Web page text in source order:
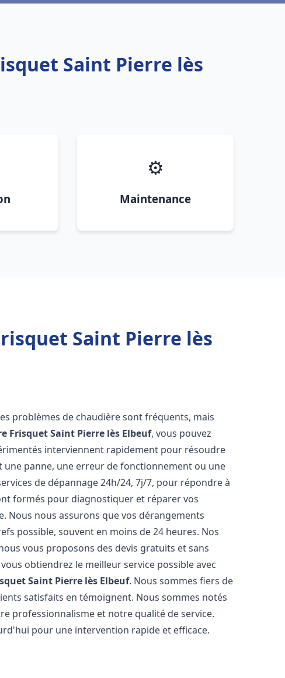
Saint Pierre lès
⚙️
Maintenance
Saint Pierre lès
problèmes de chaudière sont fréquents, mais
FrisquetSaint Pierre lès Elbeuf, vous pouvez
interviennent rapidement pour résoudre
une panne, une erreur de fonctionnement ou une
de dépannage 24h/24, 7j/7, pour répondre à
formés pour diagnostiquer et réparer vos
Nous nous assurons que vos dérangements
possible, souvent en moins de 24 heures. Nos
vous proposons des devis gratuits et sans
obtiendrez le meilleur service possible avec
Saint Pierre lès Elbeuf. Nous sommes fiers de
satisfaits en témoignent. Nous sommes notés
professionnalisme et notre qualité de service.
pour une intervention rapide et efficace.